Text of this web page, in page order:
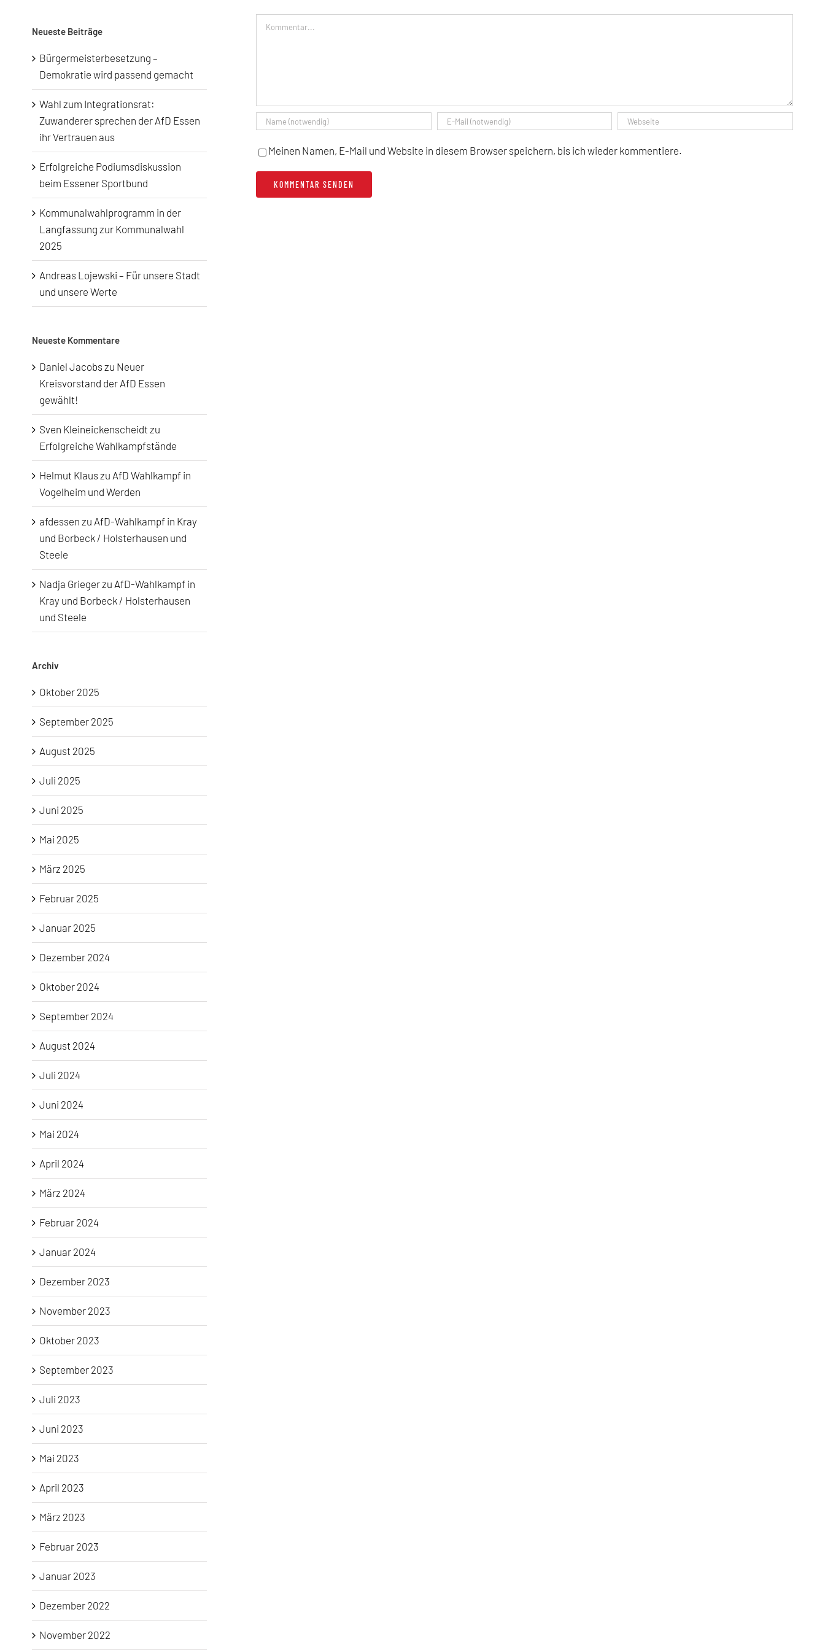
Kommentar
Meinen Namen, E-Mail und Website in diesem Browser speichern, bis ich wieder kommentiere.
Neueste Beiträge
Bürgermeisterbesetzung –
Demokratie wird passend gemacht
Wahl zum Integrationsrat:
Zuwanderer sprechen der AfD Essen
ihr Vertrauen aus
Erfolgreiche Podiumsdiskussion
beim Essener Sportbund
Kommunalwahlprogramm in der
Langfassung zur Kommunalwahl
2025
Andreas Lojewski – Für unsere Stadt
und unsere Werte
Neueste Kommentare
Daniel Jacobszu Neuer
Kreisvorstand der AfD Essen
gewählt!
Sven Kleineickenscheidt zu
Erfolgreiche Wahlkampfstände
Helmut Klauszu AfD Wahlkampf in
Vogelheim und Werden
afdessen zu AfD-Wahlkampf in Kray
und Borbeck / Holsterhausen und
Steele
Nadja Griegerzu AfD-Wahlkampf in
Kray und Borbeck / Holsterhausen
und Steele
Archiv
Oktober 2025
September 2025
August 2025
Juli 2025
Juni 2025
Mai 2025
März 2025
Februar 2025
Januar 2025
Dezember 2024
Oktober 2024
September 2024
August 2024
Juli 2024
Juni 2024
Mai 2024
April 2024
März 2024
Februar 2024
Januar 2024
Dezember 2023
November 2023
Oktober 2023
September 2023
Juli 2023
Juni 2023
Mai 2023
April 2023
März 2023
Februar 2023
Januar 2023
Dezember 2022
November 2022